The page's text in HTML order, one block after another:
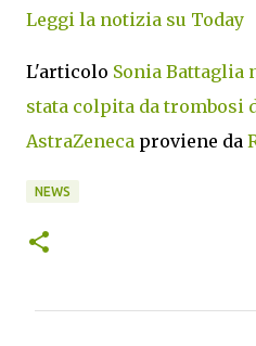
Leggi la notizia su Today
L'articolo Sonia Battaglia
stata colpita da trombosi
AstraZeneca proviene da
NEWS